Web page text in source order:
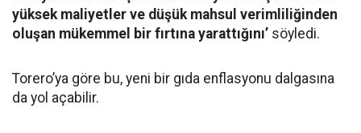
yüksek maliyetler ve düşük mahsul verimliliğinden
oluşan mükemmel bir fırtına yarattığını’ söyledi.
Torero’ya göre bu, yeni bir gıda enflasyonu dalgasına
da yol açabilir.